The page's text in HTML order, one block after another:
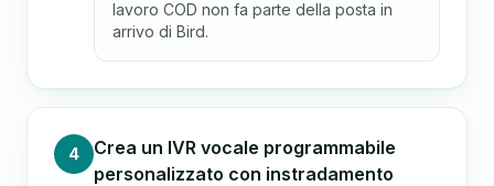
lavoro COD non fa parte della posta in
arrivo di Bird.
4
Crea un IVR vocale programmabile
personalizzato con instradamento